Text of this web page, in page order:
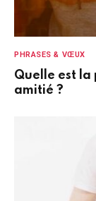
PHRASES & VŒUX
Quelle est la
amitié ?